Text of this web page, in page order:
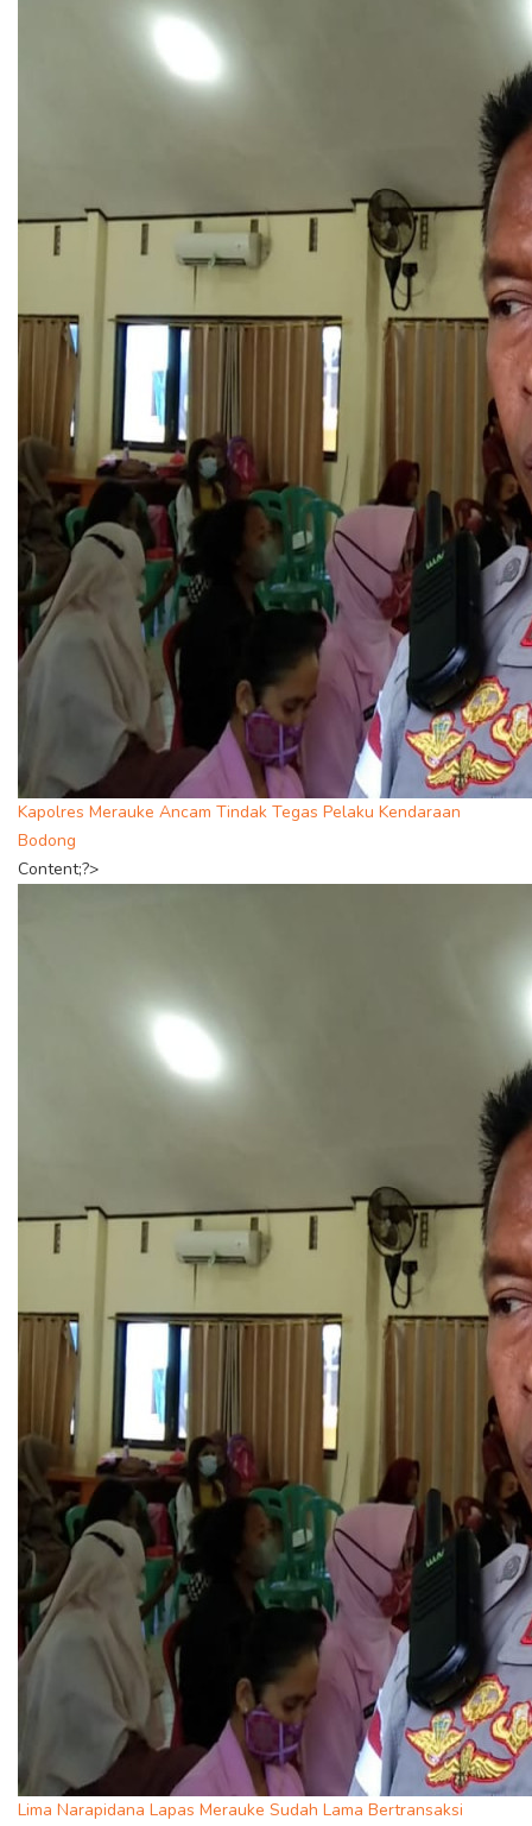
Kapolres Merauke Ancam Tindak Tegas Pelaku Kendaraan
Bodong
Content;?>
Lima Narapidana Lapas Merauke Sudah Lama Bertransaksi